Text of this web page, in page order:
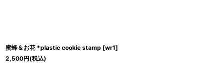
蜜蜂＆お花 *plastic cookie stamp [wr1]
2,500円(税込)